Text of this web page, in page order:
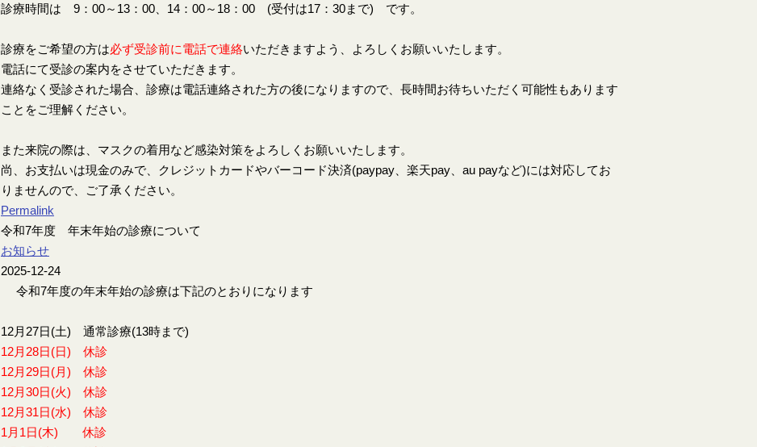
診療時間は 9：00～13：00、14：00～18：00 (受付は17：30まで) です。
診療をご希望の方は必ず受診前に電話で連絡いただきますよう、よろしくお願いいたします。
電話にて受診の案内をさせていただきます。
連絡なく受診された場合、診療は電話連絡された方の後になりますので、長時間お待ちいただく可能性もあります
ことをご理解ください。
また来院の際は、マスクの着用など感染対策をよろしくお願いいたします。
尚、お支払いは現金のみで、クレジットカードやバーコード決済(paypay、楽天pay、au payなど)には対応してお
りませんので、ご了承ください。
Permalink
令和7年度 年末年始の診療について
お知らせ
2025-12-24
令和7年度の年末年始の診療は下記のとおりになります
12月27日(土) 通常診療(13時まで)
12月28日(日) 休診
12月29日(月) 休診
12月30日(火) 休診
12月31日(水) 休診
1月1日(木) 休診